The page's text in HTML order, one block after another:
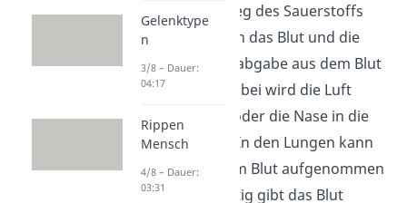
beschriebt den Weg des Sauerstoffs
aus der Atemluft in das Blut und die
Kohlenstoffdioxidabgabe aus dem Blut
in die Atemluft. Dabei wird die Luft
durch den Mund oder die Nase in die
Lungen gezogen. In den Lungen kann
der Sauerstoff vom Blut aufgenommen
werden. Gleichzeitig gibt das Blut
Gelenktype
n
3/8 – Dauer:
04:17
Rippen
Mensch
4/8 – Dauer:
03:31